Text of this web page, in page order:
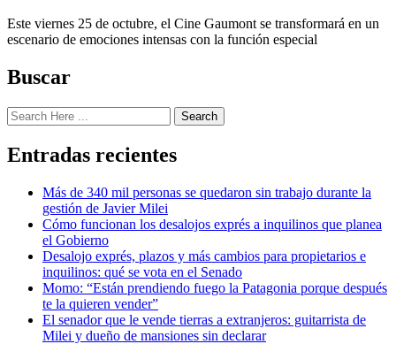
Este viernes 25 de octubre, el Cine Gaumont se transformará en un
escenario de emociones intensas con la función especial
Buscar
Search
Entradas recientes
Más de 340 mil personas se quedaron sin trabajo durante la
gestión de Javier Milei
Cómo funcionan los desalojos exprés a inquilinos que planea
el Gobierno
Desalojo exprés, plazos y más cambios para propietarios e
inquilinos: qué se vota en el Senado
Momo: “Están prendiendo fuego la Patagonia porque después
te la quieren vender”
El senador que le vende tierras a extranjeros: guitarrista de
Milei y dueño de mansiones sin declarar